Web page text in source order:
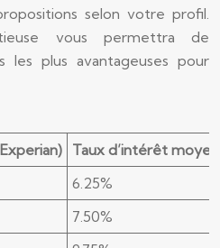
selon votre profil.
vous permettra de
les plus avantageuses pour
Taux d’intérêt
6.25%
7.50%